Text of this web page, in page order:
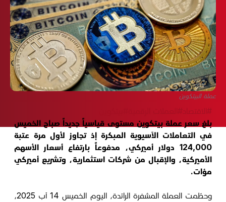
عملة البيتكوين
#الاقتصاد#العملات الرقمية
بلغ سعر عملة بيتكوين مستوى قياسياً جديداً صباح الخميس
في التعاملات الآسيوية المبكرة إذ تجاوز لأول مرة عتبة
124,000 دولار أميركي، مدفوعاً بارتفاع أسعار الأسهم
الأميركية، والإقبال من شركات استثمارية، وتشريع أميركي
مؤات.
وحطّمت العملة المشفرة الرائدة، اليوم الخميس 14 آب 2025،